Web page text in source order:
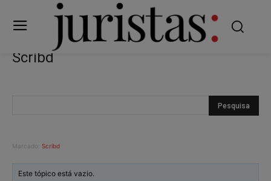
Scribd
Marcado: Scribd
Este tópico está vazio.